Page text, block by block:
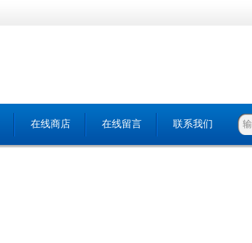
在线商店 在线留言 联系我们